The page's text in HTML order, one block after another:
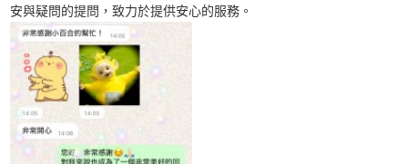
安與疑問的提問，致力於提供安心的服務。